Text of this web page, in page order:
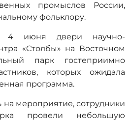
промыслов России,
фольклору.
июня двери научно-
«Столбы» на Восточном
парк гостеприимно
которых ожидала
программа.
на мероприятие, сотрудники
провели небольшую